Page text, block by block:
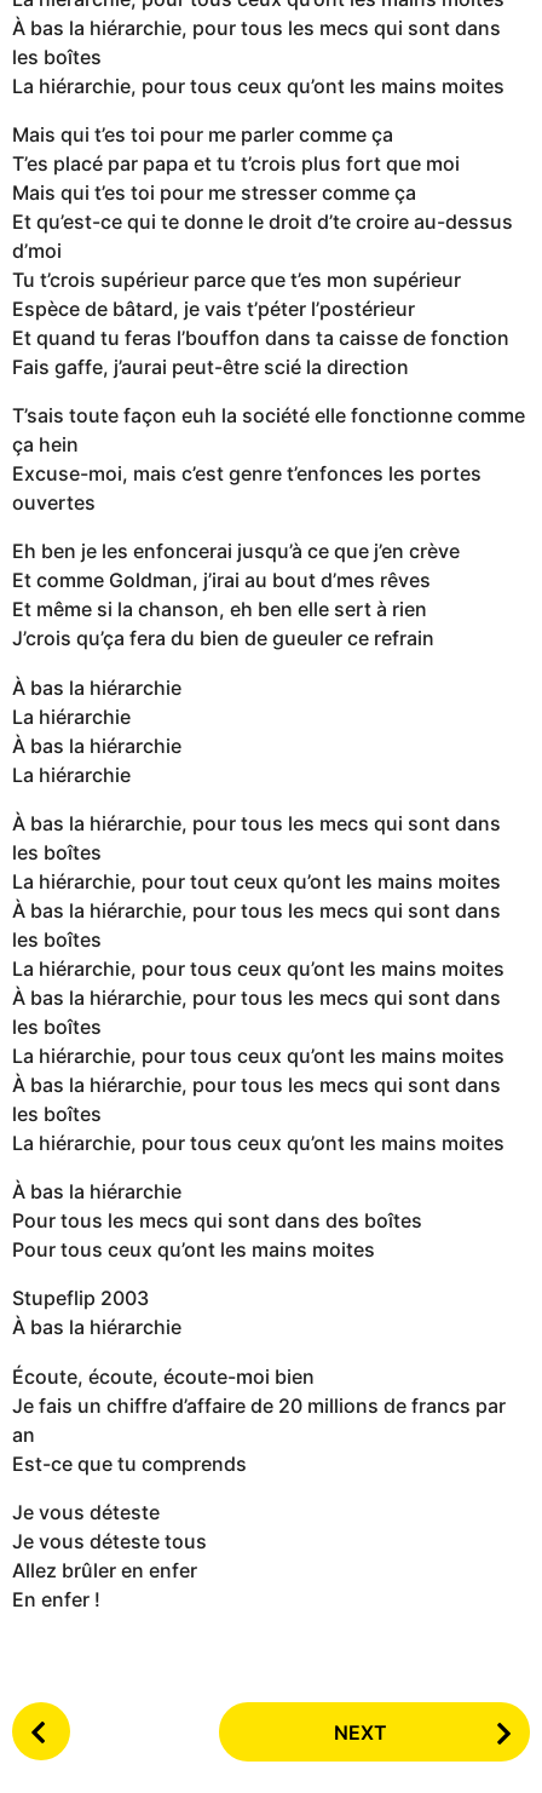
À bas la hiérarchie, pour tous les mecs qui sont dans
les boîtes
La hiérarchie, pour tous ceux qu’ont les mains moites
Mais qui t’es toi pour me parler comme ça
T’es placé par papa et tu t’crois plus fort que moi
Mais qui t’es toi pour me stresser comme ça
Et qu’est-ce qui te donne le droit d’te croire au-dessus
d’moi
Tu t’crois supérieur parce que t’es mon supérieur
Espèce de bâtard, je vais t’péter l’postérieur
Et quand tu feras l’bouffon dans ta caisse de fonction
Fais gaffe, j’aurai peut-être scié la direction
T’sais toute façon euh la société elle fonctionne comme
ça hein
Excuse-moi, mais c’est genre t’enfonces les portes
ouvertes
Eh ben je les enfoncerai jusqu’à ce que j’en crève
Et comme Goldman, j’irai au bout d’mes rêves
Et même si la chanson, eh ben elle sert à rien
J’crois qu’ça fera du bien de gueuler ce refrain
À bas la hiérarchie
La hiérarchie
À bas la hiérarchie
La hiérarchie
À bas la hiérarchie, pour tous les mecs qui sont dans
les boîtes
La hiérarchie, pour tout ceux qu’ont les mains moites
À bas la hiérarchie, pour tous les mecs qui sont dans
les boîtes
La hiérarchie, pour tous ceux qu’ont les mains moites
À bas la hiérarchie, pour tous les mecs qui sont dans
les boîtes
La hiérarchie, pour tous ceux qu’ont les mains moites
À bas la hiérarchie, pour tous les mecs qui sont dans
les boîtes
La hiérarchie, pour tous ceux qu’ont les mains moites
À bas la hiérarchie
Pour tous les mecs qui sont dans des boîtes
Pour tous ceux qu’ont les mains moites
Stupeflip 2003
À bas la hiérarchie
Écoute, écoute, écoute-moi bien
Je fais un chiffre d’affaire de 20 millions de francs par
an
Est-ce que tu comprends
Je vous déteste
Je vous déteste tous
Allez brûler en enfer
En enfer !
P
o
NEXT